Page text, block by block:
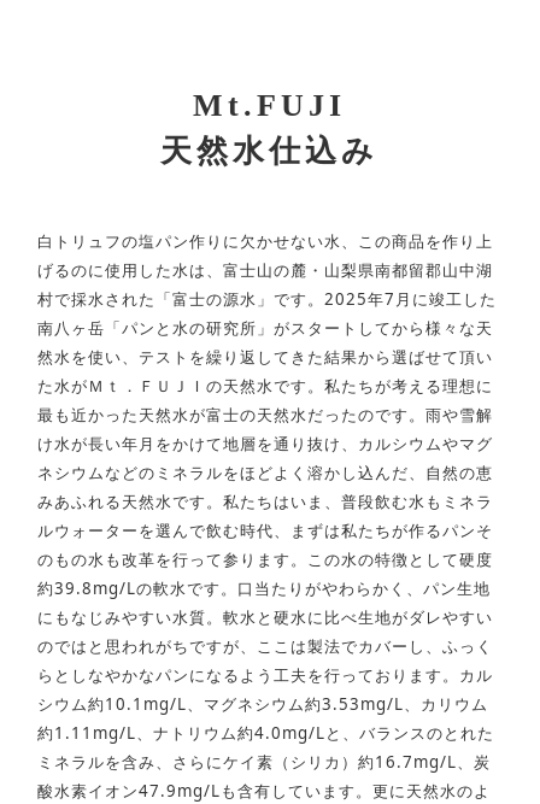
Mt.FUJI
天然水仕込み
白トリュフの塩パン作りに欠かせない水、この商品を作り上
げるのに使用した水は、富士山の麓・山梨県南都留郡山中湖
村で採水された「富士の源水」です。2025年7月に竣工した
南八ヶ岳「パンと水の研究所」がスタートしてから様々な天
然水を使い、テストを繰り返してきた結果から選ばせて頂い
た水がＭｔ．ＦＵＪＩの天然水です。私たちが考える理想に
最も近かった天然水が富士の天然水だったのです。雨や雪解
け水が長い年月をかけて地層を通り抜け、カルシウムやマグ
ネシウムなどのミネラルをほどよく溶かし込んだ、自然の恵
みあふれる天然水です。私たちはいま、普段飲む水もミネラ
ルウォーターを選んで飲む時代、まずは私たちが作るパンそ
のもの水も改革を行って参ります。この水の特徴として硬度
約39.8mg/Lの軟水です。口当たりがやわらかく、パン生地
にもなじみやすい水質。軟水と硬水に比べ生地がダレやすい
のではと思われがちですが、ここは製法でカバーし、ふっく
らとしなやかなパンになるよう工夫を行っております。カル
シウム約10.1mg/L、マグネシウム約3.53mg/L、カリウム
約1.11mg/L、ナトリウム約4.0mg/Lと、バランスのとれた
ミネラルを含み、さらにケイ素（シリカ）約16.7mg/L、炭
酸水素イオン47.9mg/Lも含有しています。更に天然水のよ